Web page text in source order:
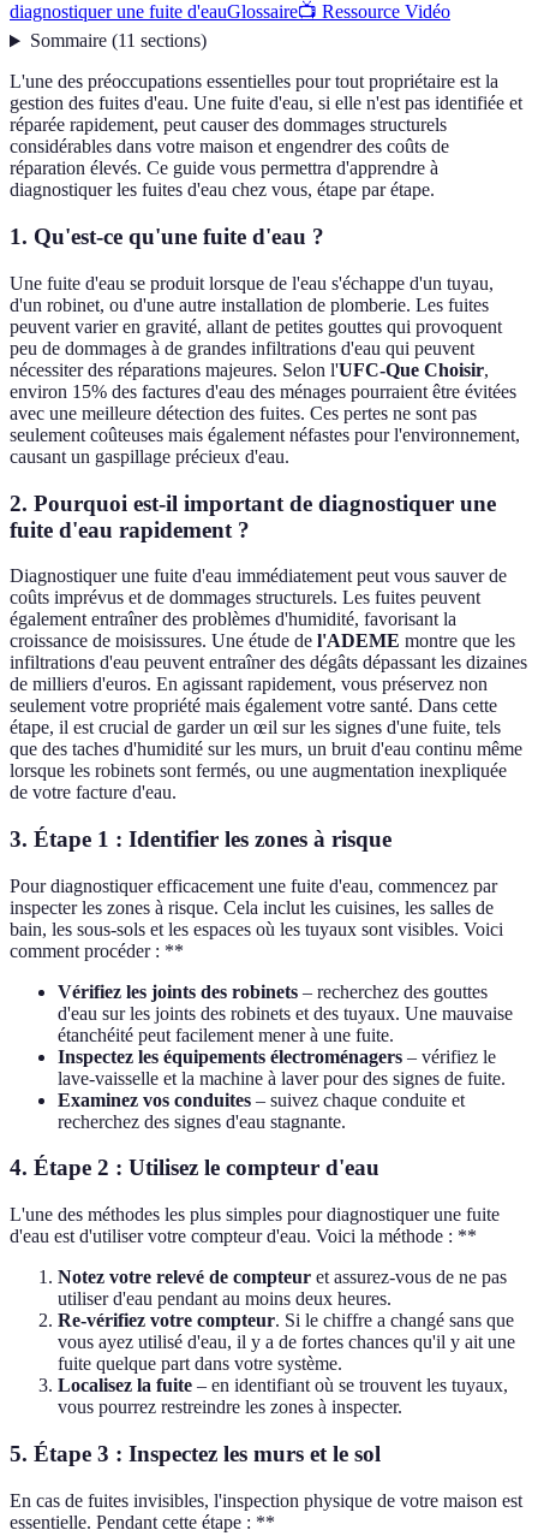
diagnostiquer une fuite d'eauGlossaire📺 Ressource Vidéo
Sommaire(11 sections)
L'une des préoccupations essentielles pour tout propriétaire est la
gestion des fuites d'eau. Une fuite d'eau, si elle n'est pas identifiée et
réparée rapidement, peut causer des dommages structurels
considérables dans votre maison et engendrer des coûts de
réparation élevés. Ce guide vous permettra d'apprendre à
diagnostiquer les fuites d'eau chez vous, étape par étape.
1. Qu'est-ce qu'une fuite d'eau ?
Une fuite d'eau se produit lorsque de l'eau s'échappe d'un tuyau,
d'un robinet, ou d'une autre installation de plomberie. Les fuites
peuvent varier en gravité, allant de petites gouttes qui provoquent
peu de dommages à de grandes infiltrations d'eau qui peuvent
nécessiter des réparations majeures. Selon l'UFC-Que Choisir,
environ 15% des factures d'eau des ménages pourraient être évitées
avec une meilleure détection des fuites. Ces pertes ne sont pas
seulement coûteuses mais également néfastes pour l'environnement,
causant un gaspillage précieux d'eau.
2. Pourquoi est-il important de diagnostiquer une
fuite d'eau rapidement ?
Diagnostiquer une fuite d'eau immédiatement peut vous sauver de
coûts imprévus et de dommages structurels. Les fuites peuvent
également entraîner des problèmes d'humidité, favorisant la
croissance de moisissures. Une étude de l'ADEME montre que les
infiltrations d'eau peuvent entraîner des dégâts dépassant les dizaines
de milliers d'euros. En agissant rapidement, vous préservez non
seulement votre propriété mais également votre santé. Dans cette
étape, il est crucial de garder un œil sur les signes d'une fuite, tels
que des taches d'humidité sur les murs, un bruit d'eau continu même
lorsque les robinets sont fermés, ou une augmentation inexpliquée
de votre facture d'eau.
3. Étape 1 : Identifier les zones à risque
Pour diagnostiquer efficacement une fuite d'eau, commencez par
inspecter les zones à risque. Cela inclut les cuisines, les salles de
bain, les sous-sols et les espaces où les tuyaux sont visibles. Voici
comment procéder : **
Vérifiez les joints des robinets – recherchez des gouttes
d'eau sur les joints des robinets et des tuyaux. Une mauvaise
étanchéité peut facilement mener à une fuite.
Inspectez les équipements électroménagers – vérifiez le
lave-vaisselle et la machine à laver pour des signes de fuite.
Examinez vos conduites – suivez chaque conduite et
recherchez des signes d'eau stagnante.
4. Étape 2 : Utilisez le compteur d'eau
L'une des méthodes les plus simples pour diagnostiquer une fuite
d'eau est d'utiliser votre compteur d'eau. Voici la méthode : **
Notez votre relevé de compteur et assurez-vous de ne pas
utiliser d'eau pendant au moins deux heures.
Re-vérifiez votre compteur. Si le chiffre a changé sans que
vous ayez utilisé d'eau, il y a de fortes chances qu'il y ait une
fuite quelque part dans votre système.
Localisez la fuite – en identifiant où se trouvent les tuyaux,
vous pourrez restreindre les zones à inspecter.
5. Étape 3 : Inspectez les murs et le sol
En cas de fuites invisibles, l'inspection physique de votre maison est
essentielle. Pendant cette étape : **